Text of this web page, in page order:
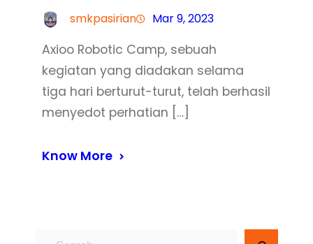
smkpasirian Mar 9, 2023
Axioo Robotic Camp, sebuah
kegiatan yang diadakan selama
tiga hari berturut-turut, telah berhasil
menyedot perhatian […]
Know More